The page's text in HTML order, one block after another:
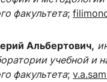
факультета;
Альбертович,
учебной и
факультета;